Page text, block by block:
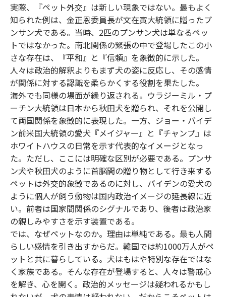
実際、『ペット外交』は新しい現象ではない。最もよく
知られた例は、金正恩委員長が文在寅大統領に贈ったプ
ンサン犬である。当時、2匹のプンサン犬は単なるペッ
トではなかった。南北関係の緊張の中で登場したこの小
さな存在は、『平和』と『信頼』を象徴的に示した。
人々は政治的解釈よりもまず犬の姿に反応し、その感情
が関係に対する認識を柔らかくする役割を果たした。
海外でも同様の場面が繰り返される。ウラジーミル・プ
ーチン大統領は日本から秋田犬を贈られ、それを公開し
て両国関係を象徴的に表現した。一方、ジョー・バイデ
ン前米国大統領の愛犬『メイジャー』と『チャンプ』は
ホワイトハウスの日常を示す代表的なイメージとなっ
た。ただし、ここには明確な区別が必要である。プンサ
ン犬や秋田犬のように首脳間の贈り物として行き来する
ペットは外交的象徴であるのに対し、バイデンの愛犬の
ように個人が飼う動物は国内政治イメージの延長線に近
い。前者は国家間関係のシグナルであり、後者は政治家
の親しみやすさを示す装置である。
では、なぜペットなのか。理由は単純である。最も人間
らしい感情を引き出すからだ。韓国では約1000万人がペ
ットと共に暮らしている。犬はもはや特別な存在ではな
く家族である。そんな存在が登場すると、人々は警戒心
を解き、心を開く。政治的メッセージは疑われるかもし